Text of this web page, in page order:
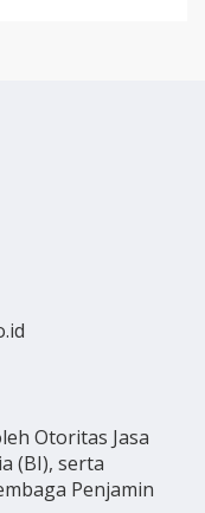
Otoritas Jasa
(BI), serta
Penjamin